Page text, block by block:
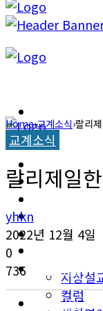
교계소식
한인타운 소
지상설
컬럼
한인타운 소식
이민뉴스
오피니언
Home›교계소식›랄리
교계소식
랄리제일
yhkn
2022년 12월 4일
0
736